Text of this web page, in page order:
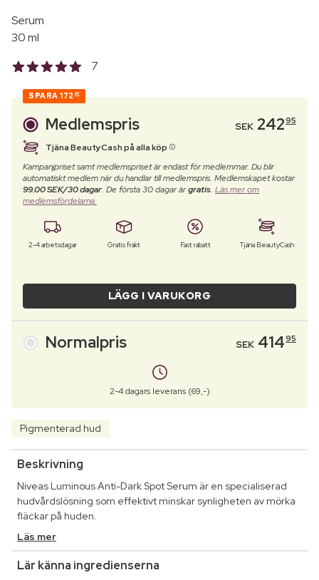
Serum
30 ml
7
SPARA 172 00
Medlemspris SEK 24295
Tjäna BeautyCash på alla köp
Kampanjpriset samt medlemspriset är endast för medlemmar. Du blir
automatiskt medlem när du handlar till medlemspris. Medlemskapet kostar
99.00 SEK/30 dagar. De första 30 dagar ärgratis. Läs mer om
medlemsfördelarna.
2-4 arbetsdagar Gratis frakt Fast rabatt Tjäna BeautyCash
LÄGG I VARUKORG
Normalpris SEK 41495
2-4 dagars leverans (69,-)
Pigmenterad hud
Beskrivning
Niveas Luminous Anti-Dark Spot Serum är en specialiserad
hudvårdslösning som effektivt minskar synligheten av mörka
fläckar på huden.
Läs mer
Lär känna ingredienserna